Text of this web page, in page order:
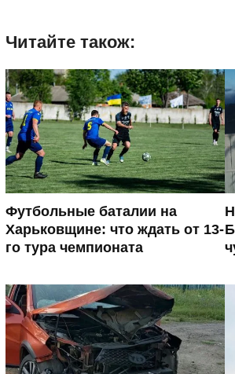
Читайте також:
Футбольные баталии на
Харьковщине: что ждать от 13-
го тура чемпионата